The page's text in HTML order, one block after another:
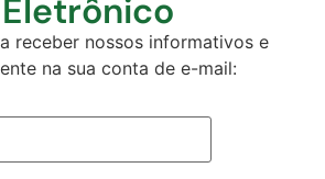
receber nossos informativos e
na sua conta de e-mail: